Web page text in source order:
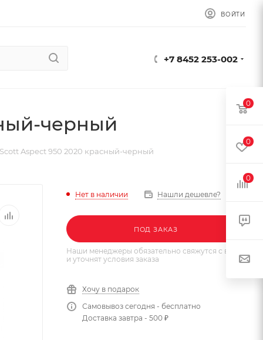
ВОЙТИ
+7 8452 253-002
черный
Aspect 950 2020 красный-черный
Нет в наличии Нашли дешевле?
ПОД ЗАКАЗ
Наши менеджеры обязательно свяжутся с вами
и уточнят условия заказа
Хочу в подарок
Самовывоз сегодня - бесплатно
Доставка завтра - 500 ₽
0
0
0